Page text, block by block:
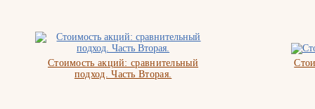
Стоимость акций: сравнительный
подход. Часть Вторая.